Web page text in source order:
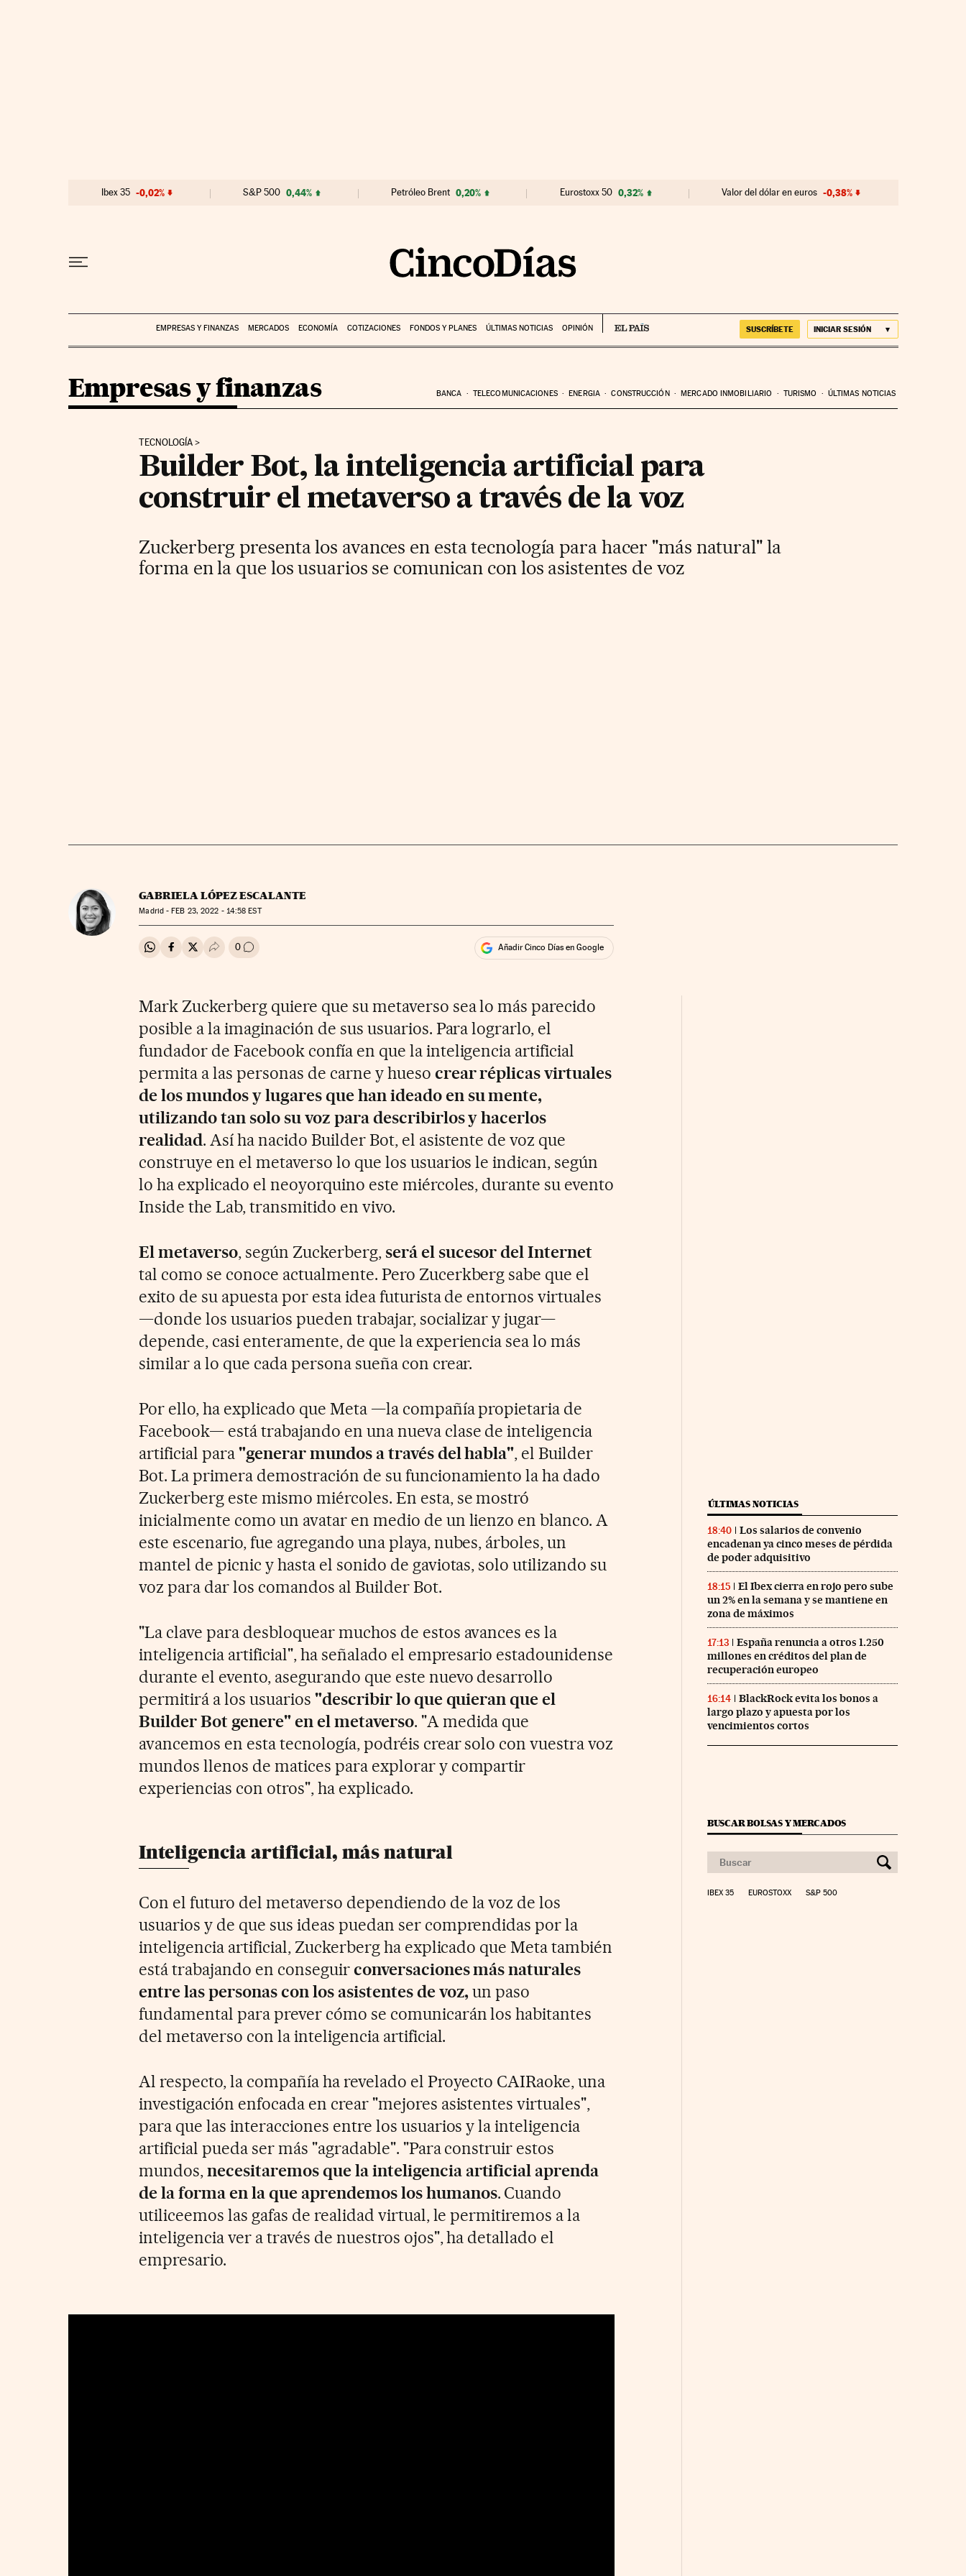
Ibex 35 -0,02% S&P 500 0,44% Petróleo Brent 0,20% Eurostoxx 50 0,32% Valor del dólar en euros -0,38%
EMPRESAS Y FINANZAS MERCADOS ECONOMÍA COTIZACIONES FONDOS Y PLANES ÚLTIMAS NOTICIAS OPINIÓN SUSCRÍBETE INICIAR SESIÓN
Empresas y finanzas BANCA TELECOMUNICACIONES ENERGIA CONSTRUCCIÓN MERCADO INMOBILIARIO TURISMO ÚLTIMAS NOTICIAS
TECNOLOGÍA
Builder Bot, la inteligencia artificial para
construir el metaverso a través de la voz
Zuckerberg presenta los avances en esta tecnología para hacer "más natural" la
forma en la que los usuarios se comunican con los asistentes de voz
GABRIELA LÓPEZ ESCALANTE
Madrid -FEB 23, 2022 - 14:58 EST
Compartir en Whatsapp
Compartir en Facebook
Compartir en Twitter
Desplegar Redes Sociales
0 Ir a los comentarios Añadir Cinco Días en Google
Mark Zuckerberg quiere que su metaverso sea lo más parecido
posible a la imaginación de sus usuarios. Para lograrlo, el
fundador de Facebook confía en que la inteligencia artificial
permita a las personas de carne y hueso crear réplicas virtuales
de los mundos y lugares que han ideado en su mente,
utilizando tan solo su voz para describirlos y hacerlos
realidad. Así ha nacido Builder Bot, el asistente de voz que
construye en el metaverso lo que los usuarios le indican, según
lo ha explicado el neoyorquino este miércoles, durante su evento
Inside the Lab, transmitido en vivo.
El metaverso, según Zuckerberg, será el sucesor del Internet
tal como se conoce actualmente. Pero Zucerkberg sabe que el
exito de su apuesta por esta idea futurista de entornos virtuales
—donde los usuarios pueden trabajar, socializar y jugar—
depende, casi enteramente, de que la experiencia sea lo más
similar a lo que cada persona sueña con crear.
Por ello, ha explicado que Meta —la compañía propietaria de
Facebook— está trabajando en una nueva clase de inteligencia
artificial para"generar mundos a través del habla", el Builder
Bot. La primera demostración de su funcionamiento la ha dado
Zuckerberg este mismo miércoles. En esta, se mostró
inicialmente como un avatar en medio de un lienzo en blanco. A
este escenario, fue agregando una playa, nubes, árboles, un
mantel de picnic y hasta el sonido de gaviotas, solo utilizando su
voz para dar los comandos al Builder Bot.
"La clave para desbloquear muchos de estos avances es la
inteligencia artificial", ha señalado el empresario estadounidense
durante el evento, asegurando que este nuevo desarrollo
permitirá a los usuarios "describir lo que quieran que el
Builder Bot genere" en el metaverso. "A medida que
avancemos en esta tecnología, podréis crear solo con vuestra voz
mundos llenos de matices para explorar y compartir
experiencias con otros", ha explicado.
Inteligencia artificial, más natural
Con el futuro del metaverso dependiendo de la voz de los
usuarios y de que sus ideas puedan ser comprendidas por la
inteligencia artificial, Zuckerberg ha explicado que Meta también
está trabajando en conseguirconversaciones más naturales
entre las personas con los asistentes de voz,un paso
fundamental para prever cómo se comunicarán los habitantes
del metaverso con la inteligencia artificial.
Al respecto, la compañía ha revelado el Proyecto CAIRaoke, una
investigación enfocada en crear "mejores asistentes virtuales",
para que las interacciones entre los usuarios y la inteligencia
artificial pueda ser más "agradable". "Para construir estos
mundos,necesitaremos que la inteligencia artificial aprenda
de la forma en la que aprendemos los humanos. Cuando
utiliceemos las gafas de realidad virtual, le permitiremos a la
inteligencia ver a través de nuestros ojos", ha detallado el
empresario.
ÚLTIMAS NOTICIAS
18:40
Los salarios de convenio
encadenan ya cinco meses de pérdida
de poder adquisitivo
18:15
El Ibex cierra en rojo pero sube
un 2% en la semana y se mantiene en
zona de máximos
17:13
España renuncia a otros 1.250
millones en créditos del plan de
recuperación europeo
16:14
BlackRock evita los bonos a
largo plazo y apuesta por los
vencimientos cortos
BUSCAR BOLSAS Y MERCADOS
IBEX 35 EUROSTOXX S&P 500